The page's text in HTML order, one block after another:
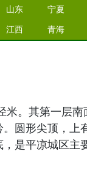
山东 宁夏
江西 青海
。其第一层南
圆形尖顶，上
是平凉城区主